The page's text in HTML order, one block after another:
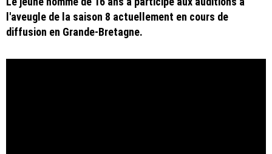
l'aveugle de la saison 8 actuellement en cours de
diffusion en Grande-Bretagne.